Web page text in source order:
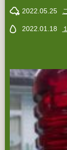
2022.05.25
2022.01.18